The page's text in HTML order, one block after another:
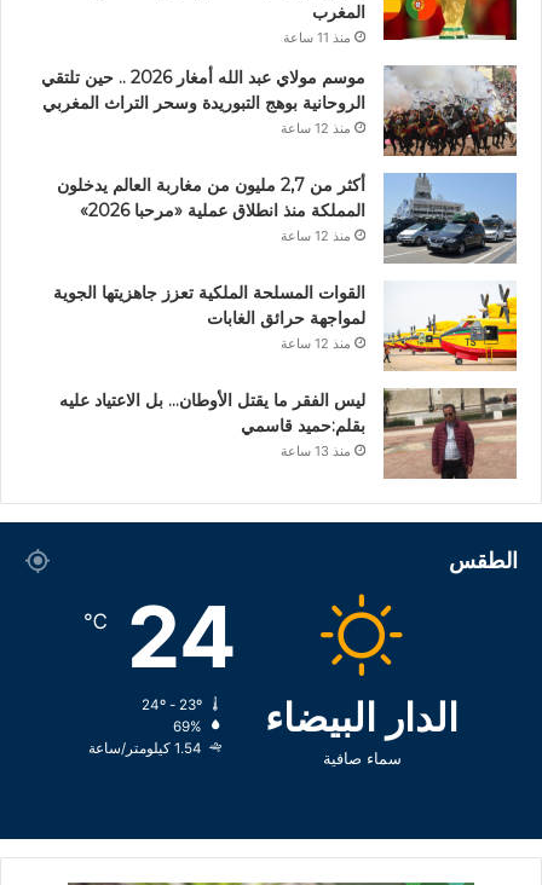
المغرب
منذ 11 ساعة
موسم مولاي عبد الله أمغار 2026 .. حين تلتقي
الروحانية بوهج التبوريدة وسحر التراث المغربي
منذ 12 ساعة
أكثر من 2,7 مليون من مغاربة العالم يدخلون
المملكة منذ انطلاق عملية «مرحبا 2026»
منذ 12 ساعة
القوات المسلحة الملكية تعزز جاهزيتها الجوية
لمواجهة حرائق الغابات
منذ 12 ساعة
ليس الفقر ما يقتل الأوطان… بل الاعتياد عليه
بقلم:حميد قاسمي
منذ 13 ساعة
الطقس
الدار البيضاء
سماء صافية
24
℃
69%
1.54 كيلومتر/ساعة